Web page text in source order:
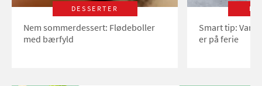
DESSERTER
Nem sommerdessert: Flødeboller
med bærfyld
Smart tip:
er på ferie